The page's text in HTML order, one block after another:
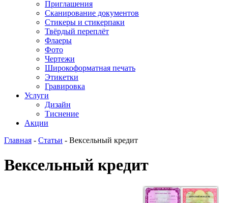
Приглашения
Сканирование документов
Стикеры и стикерпаки
Твёрдый переплёт
Флаеры
Фото
Чертежи
Широкоформатная печать
Этикетки
Гравировка
Услуги
Дизайн
Тиснение
Акции
Главная - Статьи - Вексельный кредит
Вексельный кредит